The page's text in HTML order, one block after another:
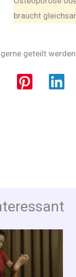
braucht
geteilt